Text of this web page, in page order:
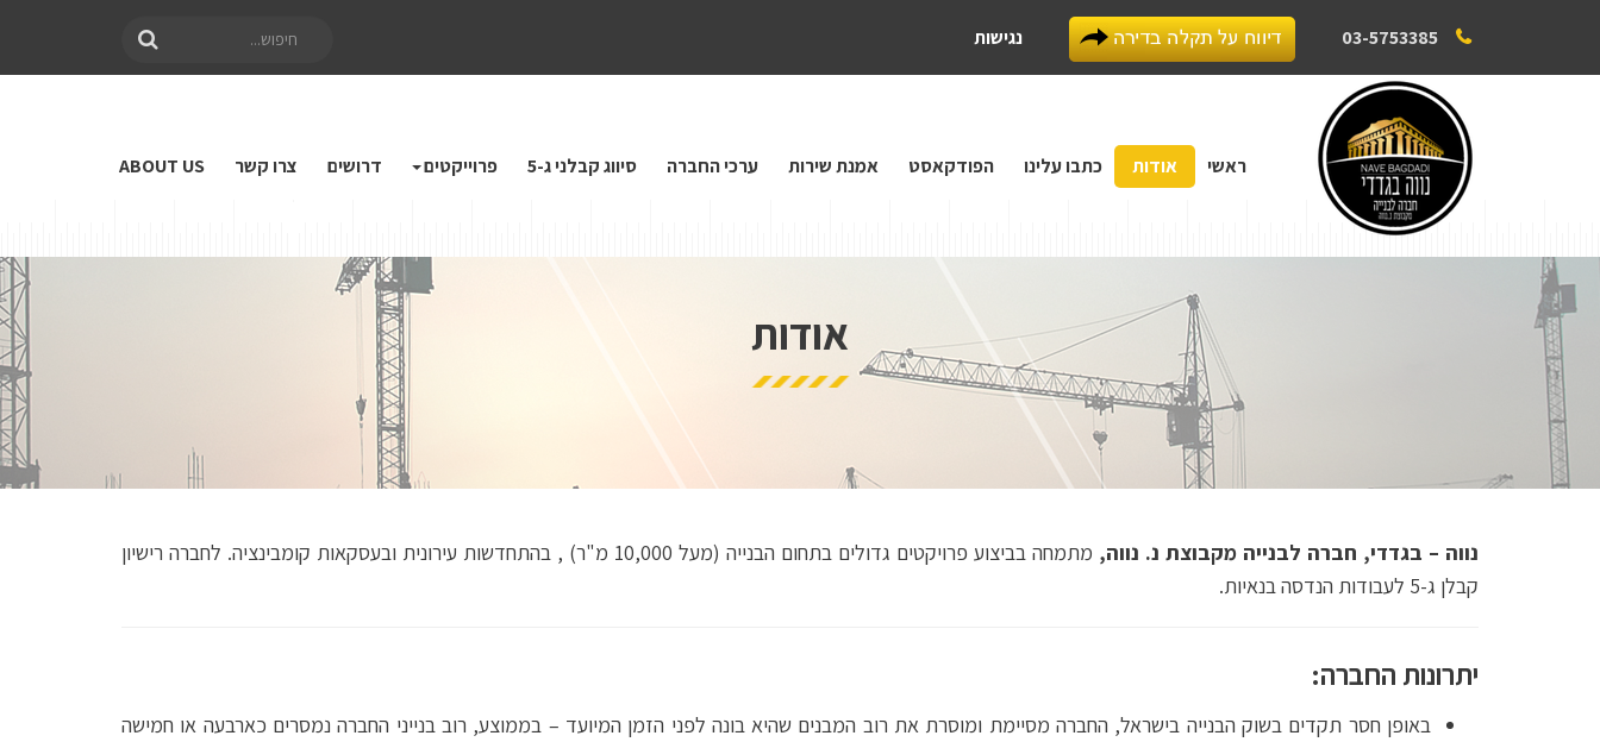
03-5753385 נגישות חיפוש
ראשי אודות כתבו עלינו הפודקאסט אמנת שירות ערכי החברה סיווג קבלני ג-5 פרוייקטים דרושים צרו קשר ABOUT US
אודות
נווה – בגדדי, חברה לבנייה מקבוצת נ. נווה,
מתמחה בביצוע פרויקטים גדולים בתחום הבנייה (מעל 10,000 מ"ר) , בהתחדשות עירונית ובעסקאות קומבינציה. לחברה רישיון
קבלן ג-5 לעבודות הנדסה בנאיות.
יתרונות החברה:
באופן חסר תקדים בשוק הבנייה בישראל, החברה מסיימת ומוסרת את רוב המבנים שהיא בונה לפני הזמן המיועד – בממוצע, רוב בנייני החברה נמסרים כארבעה או חמישה